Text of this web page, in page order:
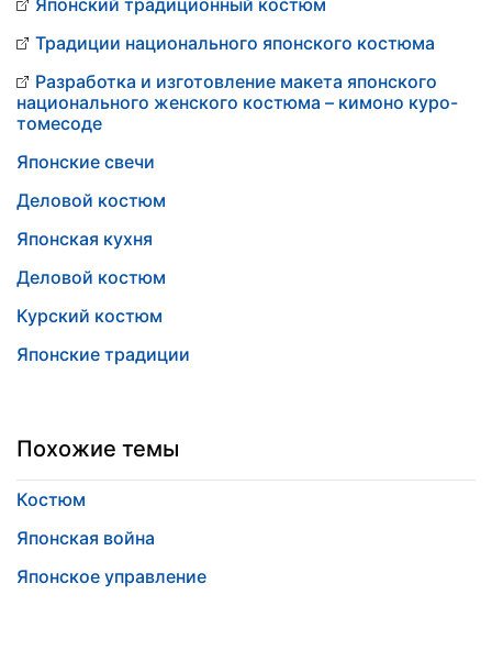
Японский традиционный костюм
Традиции национального японского костюма
Разработка и изготовление макета японского
национального женского костюма – кимоно куро-
томесоде
Японские свечи
Деловой костюм
Японская кухня
Деловой костюм
Курский костюм
Японские традиции
Похожие темы
Костюм
Японская война
Японское управление